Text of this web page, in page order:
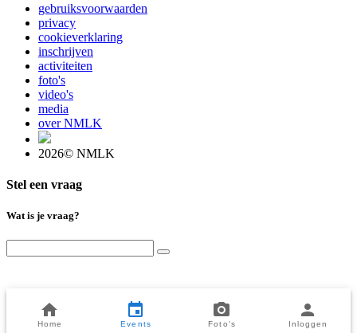
gebruiksvoorwaarden
privacy
cookieverklaring
inschrijven
activiteiten
foto's
video's
media
over NMLK
2026© NMLK
Stel een vraag
Wat is je vraag?
Home Events Foto's Inloggen